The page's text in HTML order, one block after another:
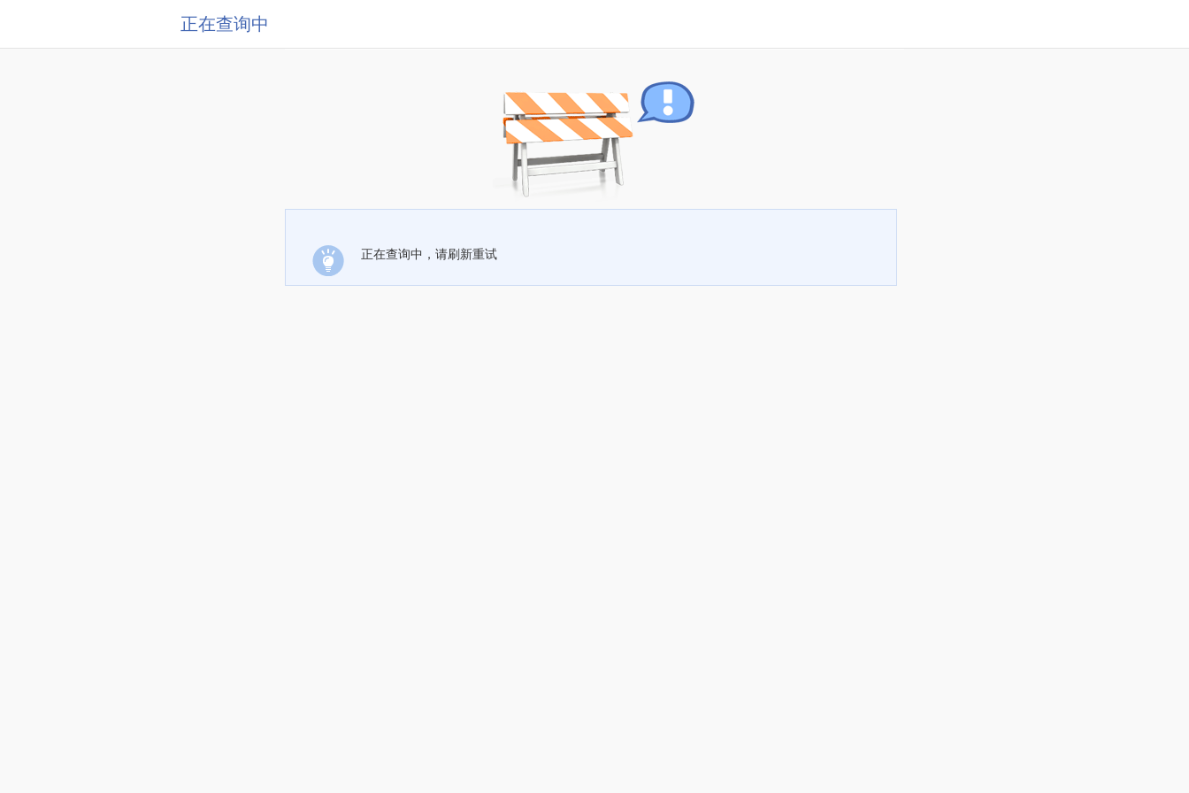
正在查询中
正在查询中，请刷新重试